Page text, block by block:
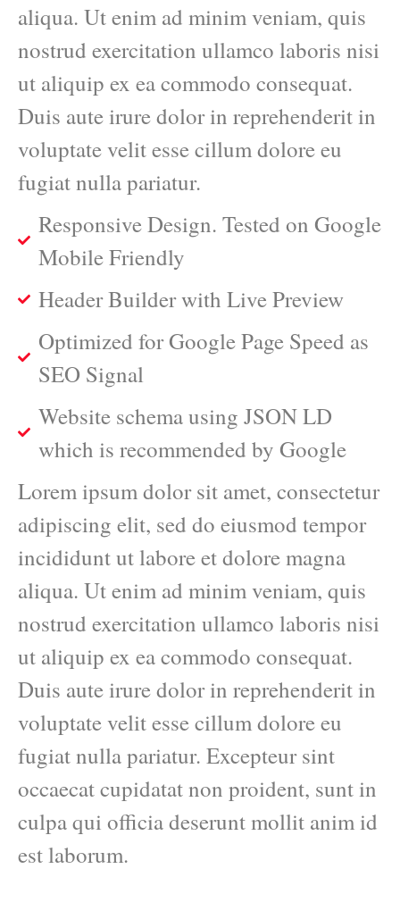
aliqua. Ut enim ad minim veniam, quis
nostrud exercitation ullamco laboris nisi
ut aliquip ex ea commodo consequat.
Duis aute irure dolor in reprehenderit in
voluptate velit esse cillum dolore eu
fugiat nulla pariatur.
Responsive Design. Tested on Google
Mobile Friendly
Header Builder with Live Preview
Optimized for Google Page Speed as
SEO Signal
Website schema using JSON LD
which is recommended by Google
Lorem ipsum dolor sit amet, consectetur
adipiscing elit, sed do eiusmod tempor
incididunt ut labore et dolore magna
aliqua. Ut enim ad minim veniam, quis
nostrud exercitation ullamco laboris nisi
ut aliquip ex ea commodo consequat.
Duis aute irure dolor in reprehenderit in
voluptate velit esse cillum dolore eu
fugiat nulla pariatur. Excepteur sint
occaecat cupidatat non proident, sunt in
culpa qui officia deserunt mollit anim id
est laborum.